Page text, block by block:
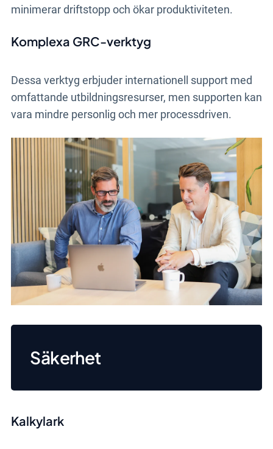
minimerar driftstopp och ökar produktiviteten.
Komplexa GRC-verktyg
Dessa verktyg erbjuder internationell support med
omfattande utbildningsresurser, men supporten kan
vara mindre personlig och mer processdriven.
Säkerhet
Kalkylark